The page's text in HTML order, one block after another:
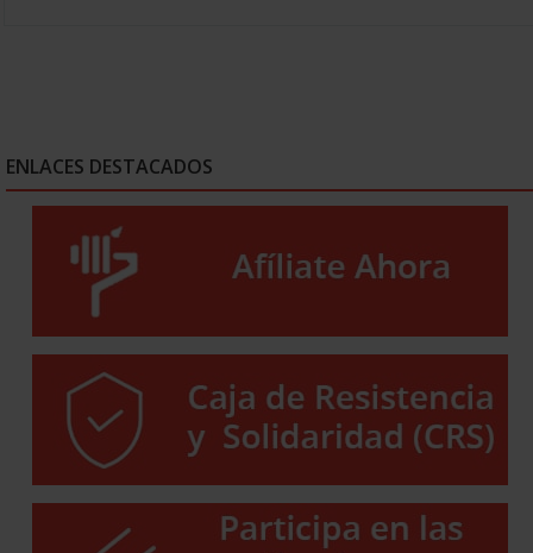
ENLACES DESTACADOS